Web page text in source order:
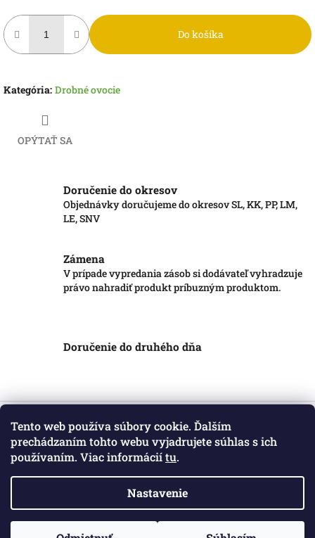
Tento web používa súbory cookie. Ďalším
prechádzaním tohto webu vyjadrujete súhlas s ich
používaním. Viac informáciítu.
Nastavenie
Do košíka
Kategória: Drobné ovocie
OPÝTAŤ SA
Doručenie do okresov
Objednávky doručujeme do okresov SL, KK, PP, LM,
LE, SNV
Zámena
V prípade vypredania zásob si dodávateľ vyhradzuje
právo nahradiť produkt príbuzným produktom.
Doručenie do druhého dňa
Z
Informácie pre vás
Obchodné podmienky
Copyright 2026 . Všetky práva vyhradené.